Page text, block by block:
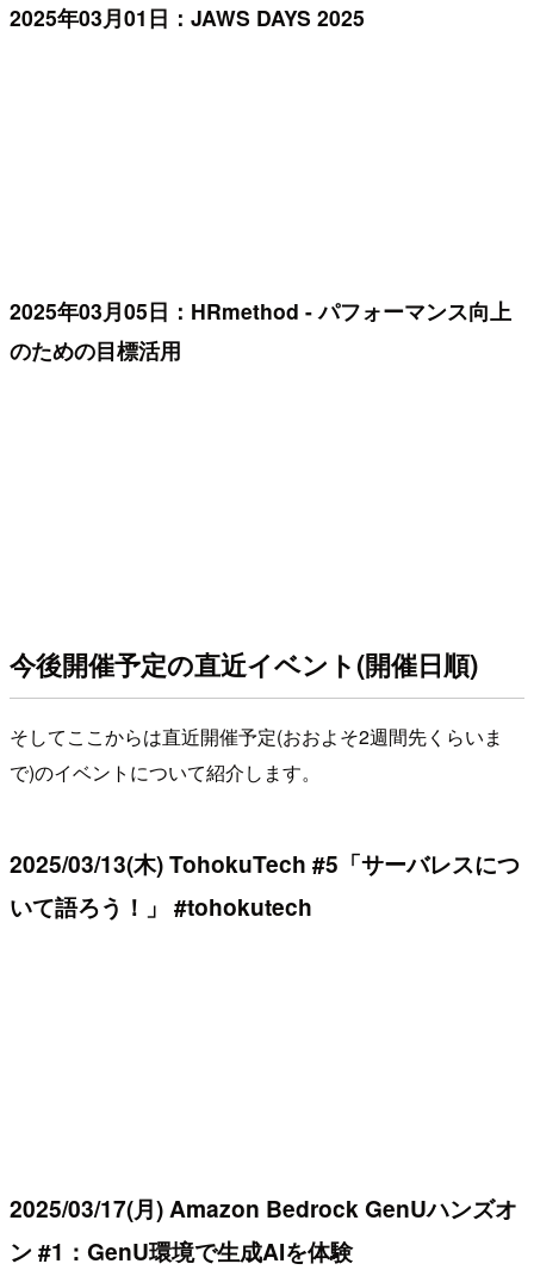
2025年03月01日：JAWS DAYS 2025
2025年03月05日：HRmethod - パフォーマンス向上
のための目標活用
今後開催予定の直近イベント(開催日順)
そしてここからは直近開催予定(おおよそ2週間先くらいま
で)のイベントについて紹介します。
2025/03/13(木) TohokuTech #5「サーバレスにつ
いて語ろう！」 #tohokutech
2025/03/17(月) Amazon Bedrock GenUハンズオ
ン #1：GenU環境で生成AIを体験